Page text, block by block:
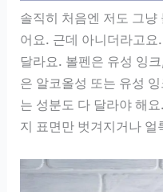
솔직히 처음엔 저도 그
어요. 근데 아니더라고
달라요. 볼펜은 유성 잉
은 알코올성 또는 유성
는 성분도 다 달라야 해
지 표면만 벗겨지거나